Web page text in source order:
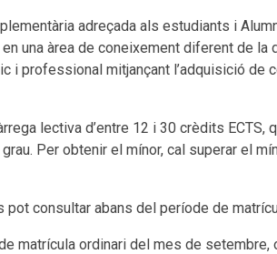
adreçada als estudiants i
una àrea de coneixement diferent de la
i professional mitjançant l’adquisició de
lectiva d’entre 12 i 30 crèdits ECTS,
Per obtenir el mínor, cal superar el
pot consultar abans del període de
matrícula ordinari del mes de setembre,